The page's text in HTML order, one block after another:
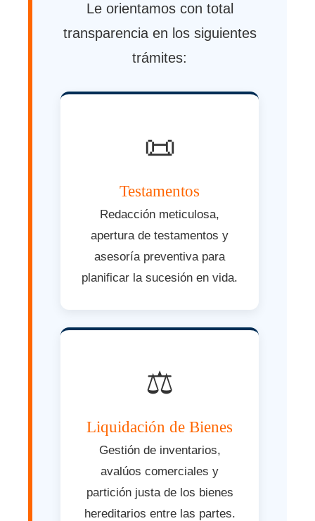
Le orientamos con total
transparencia en los siguientes
trámites:
📜
Testamentos
Redacción meticulosa,
apertura de testamentos y
asesoría preventiva para
planificar la sucesión en vida.
⚖️
Liquidación de Bienes
Gestión de inventarios,
avalúos comerciales y
partición justa de los bienes
hereditarios entre las partes.